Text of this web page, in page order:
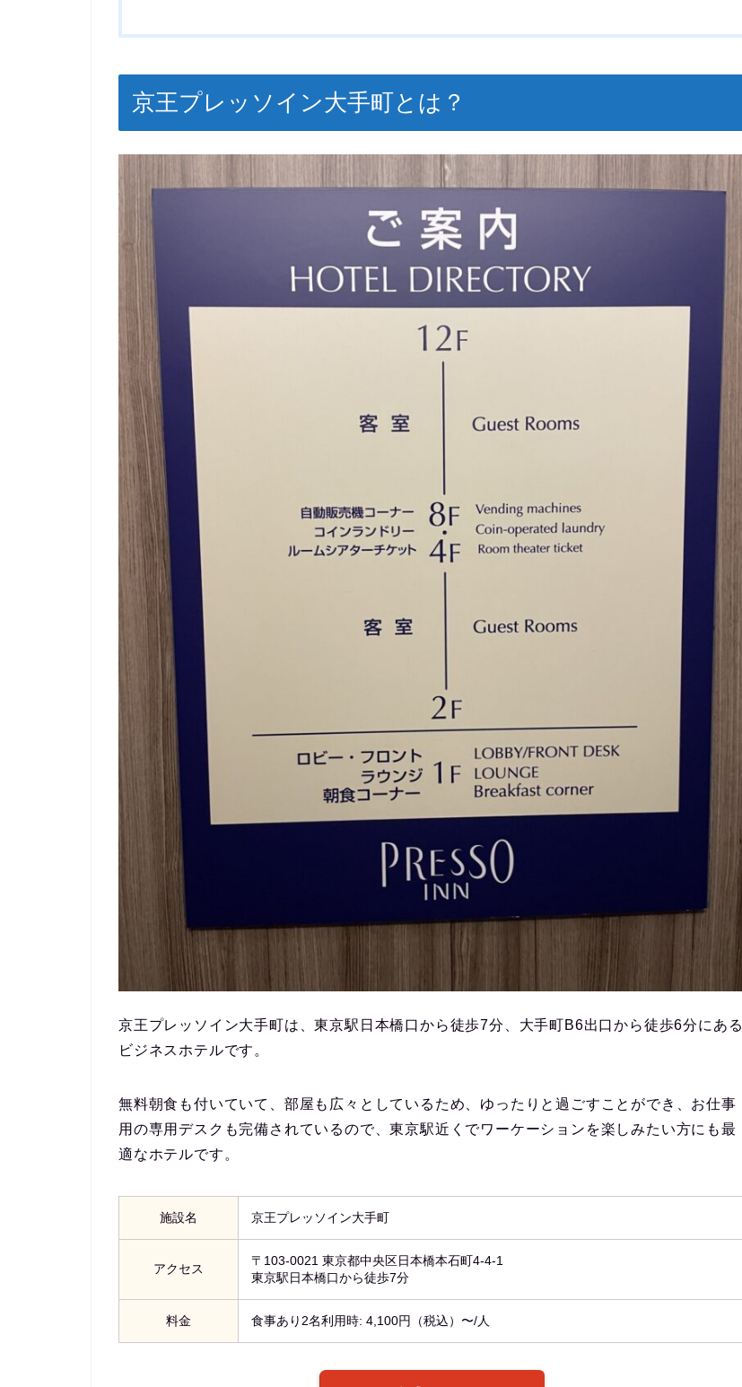
京王プレッソイン大手町とは？
京王プレッソイン大手町は、東京駅日本橋口から徒歩7分、大手町B6出口から徒歩6分にある
ビジネスホテルです。
無料朝食も付いていて、部屋も広々としているため、ゆったりと過ごすことができ、お仕事
用の専用デスクも完備されているので、東京駅近くでワーケーションを楽しみたい方にも最
適なホテルです。
施設名 京王プレッソイン大手町
アクセス
〒103-0021 東京都中央区日本橋本石町4-4-1
東京駅日本橋口から徒歩7分
料金 食事あり2名利用時: 4,100円（税込）〜/人